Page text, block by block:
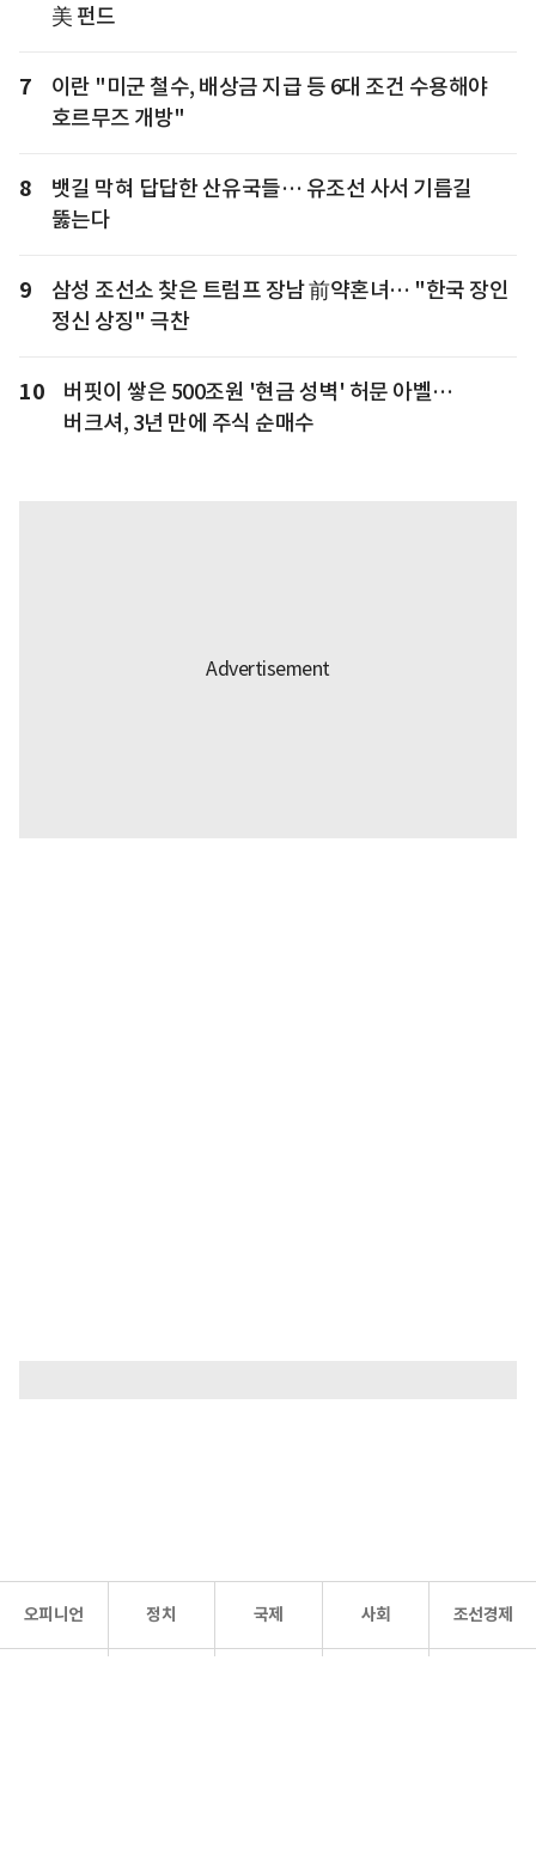
美 펀드
7
이란 "미군 철수, 배상금 지급 등 6대 조건 수용해야
호르무즈 개방"
8
뱃길 막혀 답답한 산유국들… 유조선 사서 기름길
뚫는다
9
삼성 조선소 찾은 트럼프 장남 前약혼녀… "한국 장인
정신 상징" 극찬
10
버핏이 쌓은 500조원 '현금 성벽' 허문 아벨…
버크셔, 3년 만에 주식 순매수
오피니언 정치 국제 사회 조선경제